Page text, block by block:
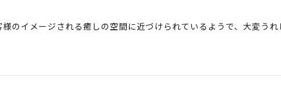
のイメージされる癒しの空間に近づけられているようで、大変う